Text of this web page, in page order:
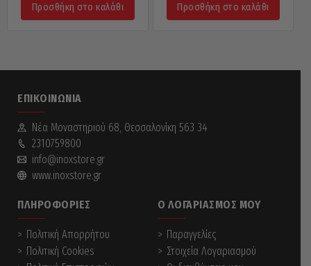
Προσθήκη στο καλάθι Προσθήκη στο καλάθι
ΕΠΙΚΟΙΝΩΝΊΑ
Νέα Mοναστηριού 68, Θεσσαλονίκη 563 34
2310759800
info@inoxstore.gr
www.inoxstore.gr
ΠΛΗΡΟΦΟΡΊΕΣ
Πολιτική Απορρήτου
Πολιτική Cookies
Ο ΛΟΓΑΡΙΑΣΜΌΣ ΜΟΥ
Παραγγελίες
Στοιχεία Λογαριασμού